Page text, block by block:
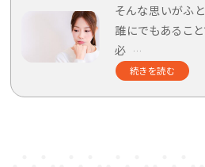
そんな思いがふ
誰にでもあるこ
必
…
続きを読む